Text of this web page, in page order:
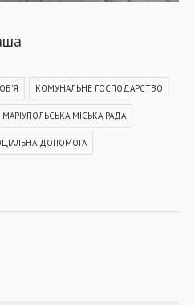
КОМУНАЛЬНЕ ГОСПОДАРСТВО
МАРІУПОЛЬСЬКА МІСЬКА РАДА
ДОПОМОГА